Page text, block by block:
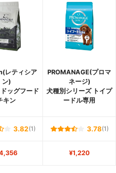
レティシア
ン)
ッグフード
キン
PROMANAGE(プロマ
ネージ)
犬種別シリーズ トイプ
ードル専用
3.82(1) 3.78(1)
¥1,220